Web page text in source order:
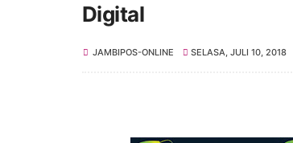
Digital
JAMBIPOS-ONLINE SELASA, JULI 10, 2018